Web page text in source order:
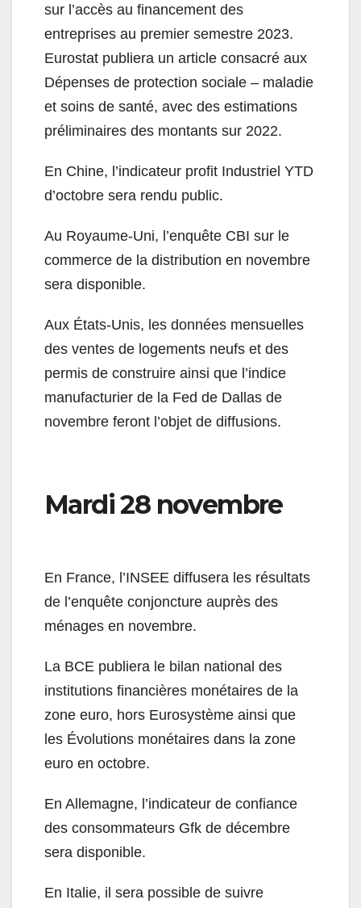
sur l’accès au financement des
entreprises au premier semestre 2023.
Eurostat publiera un article consacré aux
Dépenses de protection sociale – maladie
et soins de santé, avec des estimations
préliminaires des montants sur 2022.
En Chine, l’indicateur profit Industriel YTD
d’octobre sera rendu public.
Au Royaume-Uni, l’enquête CBI sur le
commerce de la distribution en novembre
sera disponible.
Aux États-Unis, les données mensuelles
des ventes de logements neufs et des
permis de construire ainsi que l’indice
manufacturier de la Fed de Dallas de
novembre feront l’objet de diffusions.
Mardi 28 novembre
En France, l’INSEE diffusera les résultats
de l’enquête conjoncture auprès des
ménages en novembre.
La BCE publiera le bilan national des
institutions financières monétaires de la
zone euro, hors Eurosystème ainsi que
les Évolutions monétaires dans la zone
euro en octobre.
En Allemagne, l’indicateur de confiance
des consommateurs Gfk de décembre
sera disponible.
En Italie, il sera possible de suivre